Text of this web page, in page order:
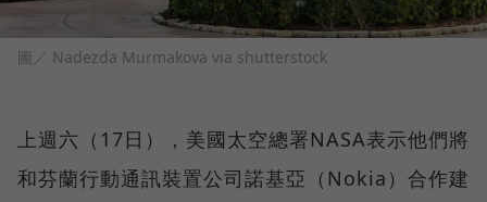
圖／ Nadezda Murmakova via shutterstock
上週六（17日），美國太空總署NASA表示他們將
和芬蘭行動通訊裝置公司諾基亞（Nokia）合作建